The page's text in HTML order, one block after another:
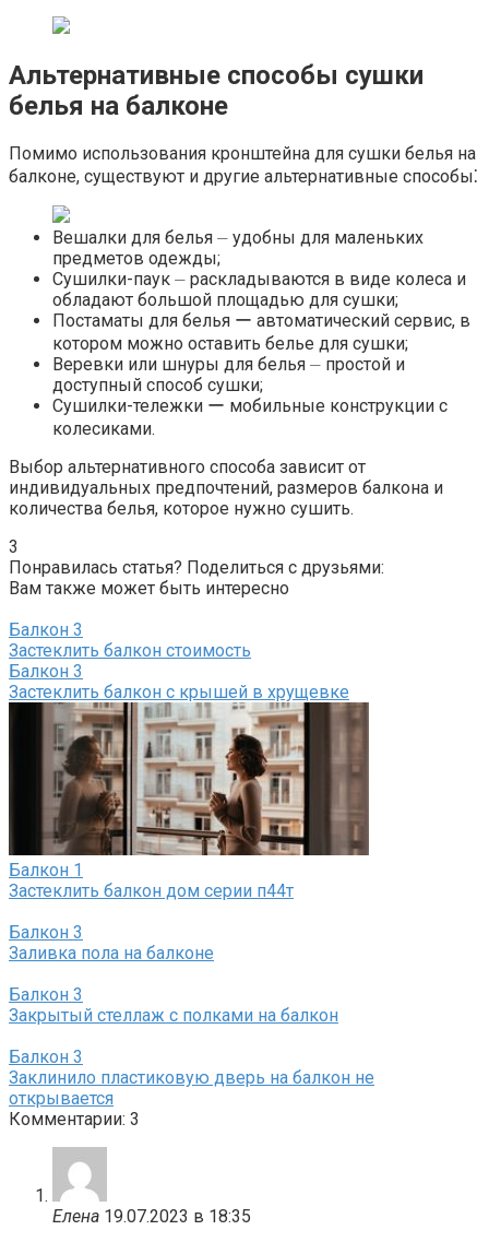
Альтернативные способы сушки
белья на балконе
Помимо использования кронштейна для сушки белья на
балконе, существуют и другие альтернативные способы⁚
Вешалки для белья ⏤ удобны для маленьких
предметов одежды;
Сушилки-паук ⏤ раскладываются в виде колеса и
обладают большой площадью для сушки;
Постаматы для белья ー автоматический сервис, в
котором можно оставить белье для сушки;
Веревки или шнуры для белья ⏤ простой и
доступный способ сушки;
Сушилки-тележки ー мобильные конструкции с
колесиками.​
Выбор альтернативного способа зависит от
индивидуальных предпочтений, размеров балкона и
количества белья, которое нужно сушить.
3
Понравилась статья? Поделиться с друзьями:
Вам также может быть интересно
Балкон 3
Застеклить балкон стоимость
Балкон 3
Застеклить балкон с крышей в хрущевке
Балкон 1
Застеклить балкон дом серии п44т
Балкон 3
Заливка пола на балконе
Балкон 3
Закрытый стеллаж с полками на балкон
Балкон 3
Заклинило пластиковую дверь на балкон не
открывается
Комментарии: 3
Елена 19.07.2023 в 18:35